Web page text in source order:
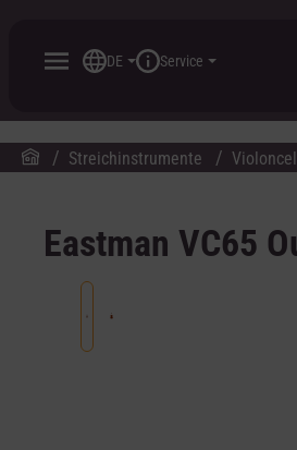
DE Service
Streichinstrumente
Eastman VC65